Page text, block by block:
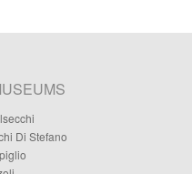
Di Stefano